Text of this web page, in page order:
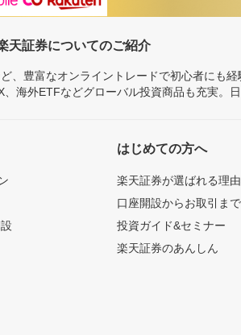
天証券についてのご紹介
、豊富なオンライントレードで初心者にも
、海外ETFなどグローバル投資商品も充実。
はじめての方へ
楽天証券が選ばれる理由
口座開設からお取引ま
投資ガイド&セミナー
楽天証券のあんしん